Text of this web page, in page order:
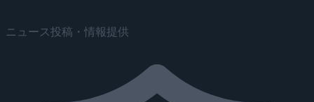
ニュース投稿・情報提供